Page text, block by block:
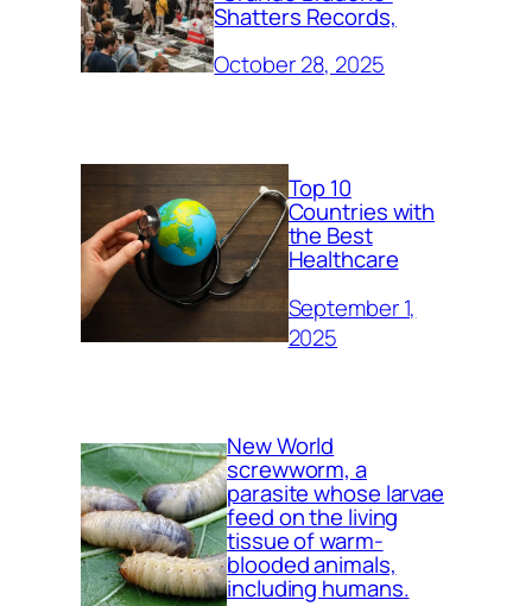
Shatters Records,
October 28, 2025
Top 10
Countries with
the Best
Healthcare
September 1,
2025
New World
screwworm, a
parasite whose larvae
feed on the living
tissue of warm-
blooded animals,
including humans.